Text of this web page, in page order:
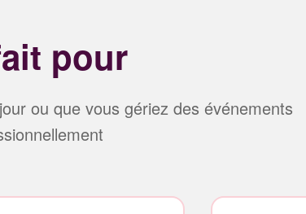
pour
ou que vous gériez des événements